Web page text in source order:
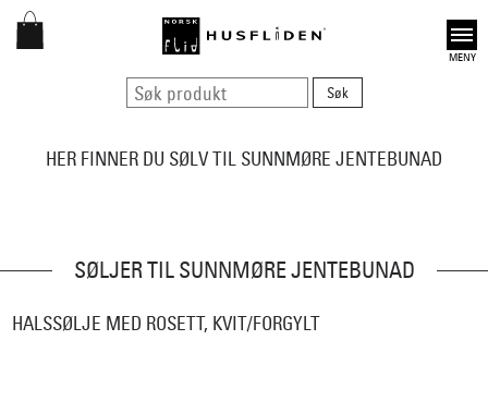
Open
HER FINNER DU SØLV TIL SUNNMØRE JENTEBUNAD
SØLJER TIL SUNNMØRE JENTEBUNAD
HALSSØLJE MED ROSETT, KVIT/FORGYLT